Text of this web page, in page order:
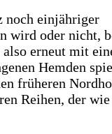
noch einjähriger
wird oder nicht,
erneut mit
Hemden
früheren
Reihen, der